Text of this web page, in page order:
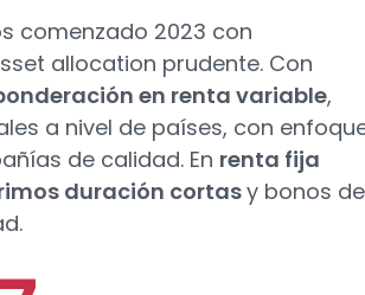
comenzado 2023 con
allocation prudente. Con
en renta variable,
a nivel de países, con
de calidad. En renta fija
duración cortasy bonos de